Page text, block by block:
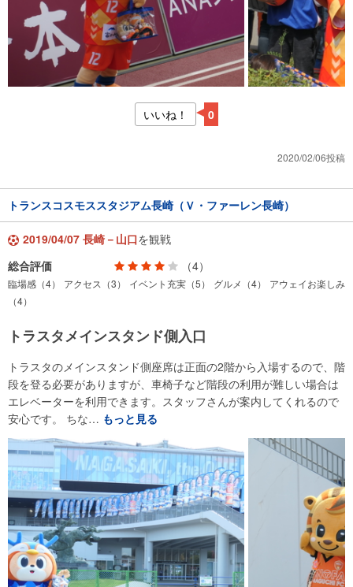
いいね！ 0
2020/02/06投稿
トランスコスモススタジアム長崎（Ｖ・ファーレン長崎）
2019/04/07 長崎－山口を観戦
総合評価
（4）
臨場感（4） アクセス（3） イベント充実（5） グルメ（4）
アウェイお楽しみ
（4）
トラスタメインスタンド側入口
トラスタのメインスタンド側座席は正面の2階から入場するので、階
段を登る必要がありますが、車椅子など階段の利用が難しい場合は
エレベーターを利用できます。スタッフさんが案内してくれるので
安心です。 ちな… もっと見る